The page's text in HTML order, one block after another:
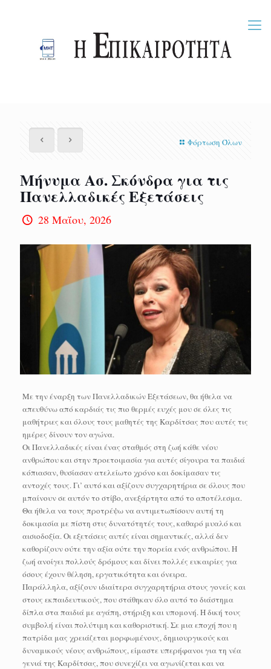
Φόρτωση Όλων
Μήνυμα Ασ. Σκόνδρα για τις
Πανελλαδικές Εξετάσεις
28 Μαΐου, 2026
Με την έναρξη των Πανελλαδικών Εξετάσεων, θα ήθελα να
απευθύνω από καρδιάς τις πιο θερμές ευχές μου σε όλες τις
μαθήτριες και όλους τους μαθητές της Καρδίτσας που αυτές τις
ημέρες δίνουν τον αγώνα.
Οι Πανελλαδικές είναι ένας σταθμός στη ζωή κάθε νέου
ανθρώπου και στην προετοιμασία για αυτές σίγουρα τα παιδιά
κόπιασαν, θυσίασαν ατελείωτο χρόνο και δοκίμασαν τις
αντοχές τους. Γι’ αυτό και αξίζουν συγχαρητήρια σε όλους που
μπαίνουν σε αυτόν το στίβο, ανεξάρτητα από το αποτέλεσμα.
Θα ήθελα να τους προτρέψω να αντιμετωπίσουν αυτή τη
δοκιμασία με πίστη στις δυνατότητές τους, καθαρό μυαλό και
αισιοδοξία. Οι εξετάσεις αυτές είναι σημαντικές, αλλά δεν
καθορίζουν ούτε την αξία ούτε την πορεία ενός ανθρώπου. Η
ζωή ανοίγει πολλούς δρόμους και δίνει πολλές ευκαιρίες για
όσους έχουν θέληση, εργατικότητα και όνειρα.
Παράλληλα, αξίζουν ιδιαίτερα συγχαρητήρια στους γονείς και
στους εκπαιδευτικούς, που στάθηκαν όλο αυτό το διάστημα
δίπλα στα παιδιά με αγάπη, στήριξη και υπομονή. Η δική τους
συμβολή είναι πολύτιμη και καθοριστική. Σε μια εποχή που η
πατρίδα μας χρειάζεται μορφωμένους, δημιουργικούς και
δυναμικούς νέους ανθρώπους, είμαστε υπερήφανοι για τη νέα
γενιά της Καρδίτσας, που συνεχίζει να αγωνίζεται και να